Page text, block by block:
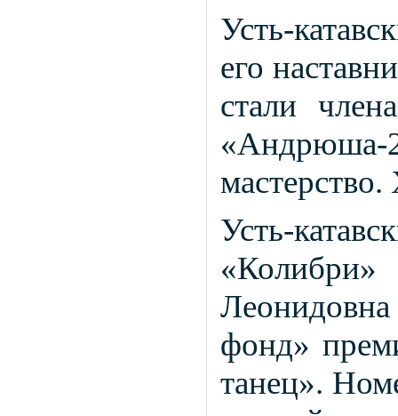
Усть-
его
стали
«Андрюша-
Усть-
фонд»
танец».